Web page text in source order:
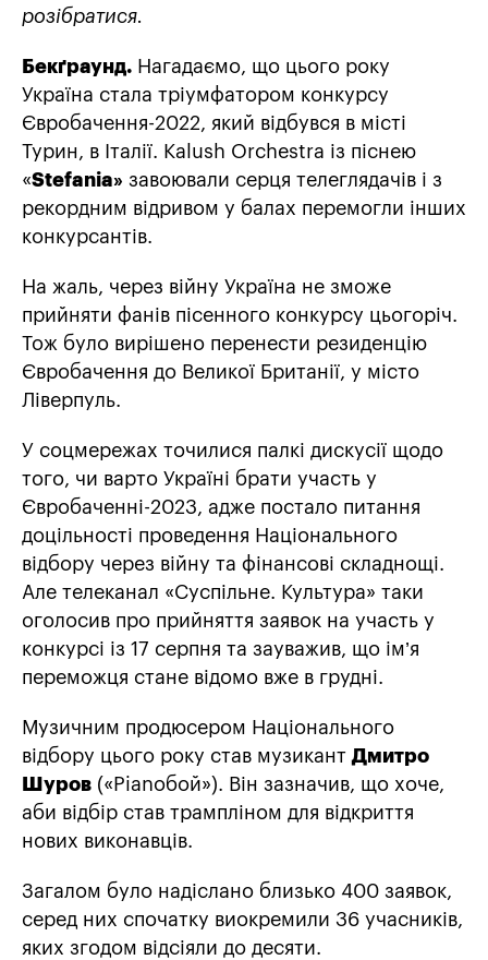
розібратися.
Бекґраунд. Нагадаємо, що цього року
Україна стала тріумфатором конкурсу
Євробачення-2022, який відбувся в місті
Турин, в Італії. Kalush Orchestra із піснею
«Stefania» завоювали серця телеглядачів і з
рекордним відривом у балах перемогли інших
конкурсантів.
На жаль, через війну Україна не зможе
прийняти фанів пісенного конкурсу цьогоріч.
Тож було вирішено перенести резиденцію
Євробачення до Великої Британії, у місто
Ліверпуль.
У соцмережах точилися палкі дискусії щодо
того, чи варто Україні брати участь у
Євробаченні-2023, адже постало питання
доцільності проведення Національного
відбору через війну та фінансові складнощі.
Але телеканал «Суспільне. Культура» таки
оголосив про прийняття заявок на участь у
конкурсі із 17 серпня та зауважив, що ім’я
переможця стане відомо вже в грудні.
Музичним продюсером Національного
відбору цього року став музикантДмитро
Шуров («Piаnoбой»). Він зазначив, що хоче,
аби відбір став трампліном для відкриття
нових виконавців.
Загалом було надіслано близько 400 заявок,
серед них спочатку виокремили 36 учасників,
яких згодом відсіяли до десяти.